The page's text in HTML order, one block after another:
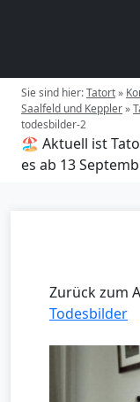
Sie sind hier:Tatort»
Saalfeld und Keppler»
todesbilder-2
🏖️ Aktuell ist
es ab 13
Zurück zum
Todesbilder